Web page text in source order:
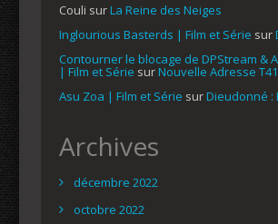
Couli surLa Reine des Neiges
Inglourious Basterds | Film et Série sur
Contourner le blocage de DPStream &
| Film et Série surNouvelle Adresse
Asu Zoa | Film et Série surDieudonné :
Archives
décembre 2022
octobre 2022